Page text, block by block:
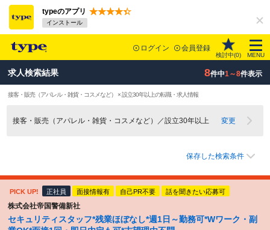
typeのアプリ
インストール
ログイン 会員登録
検討中(0) MENU
求人検索結果 8件中1～8件表示
接客・販売（アパレル・雑貨・コスメなど） × 設立30年以上の転職・求人情報
接客・販売（アパレル・雑貨・コスメなど）／設立30年以上 変更
保存した検索条件
PICK UP! 正社員 面接情報有 自己PR不要 話を聞きたい応募可
株式会社帝国警備新社
セキュリティスタッフ*残業ほぼなし*週1日～勤務可*Wワーク・副